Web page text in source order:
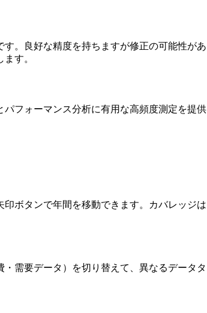
。良好な精度を持ちますが修正の可能性があ
す。
フォーマンス分析に有用な高頻度測定を提供
ボタンで年間を移動できます。カバレッジは
・需要データ）を切り替えて、異なるデータタ